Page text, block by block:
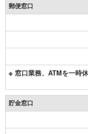
郵便窓口
※ 窓口業務、ATMを一時
貯金窓口